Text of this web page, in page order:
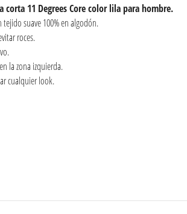
corta 11 Degrees Core color lila para hombre.
suave 100% en algodón.
roces.
la zona izquierda.
cualquier look.